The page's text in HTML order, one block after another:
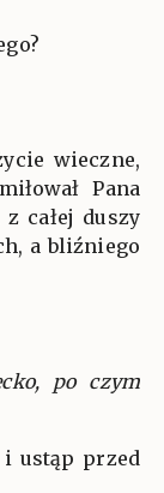
wieczne,
Pana
całej duszy
a bliźniego
po czym
i ustąp przed